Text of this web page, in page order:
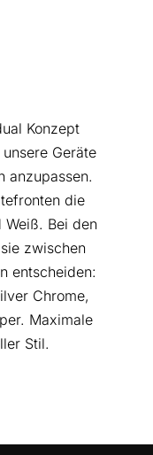
Konzept
Geräte
anzupassen.
die
Bei den
zwischen
entscheiden:
Chrome,
Maximale
Stil.